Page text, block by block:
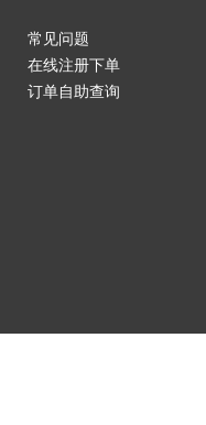
常见问题
在线注册下单
订单自助查询